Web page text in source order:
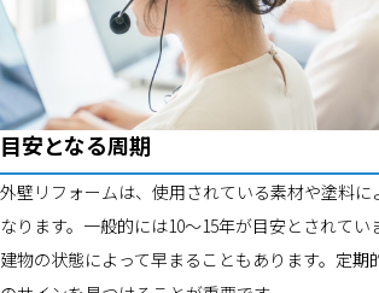
目安となる周期
外壁リフォームは、使用されている素材や塗料に
なります。一般的には10～15年が目安とされてい
建物の状態によって早まることもあります。定期